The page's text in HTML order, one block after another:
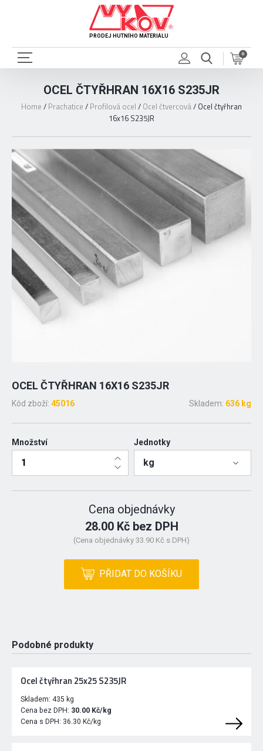
PRODEJ HUTNÍHO MATERIÁLU
0
OCEL ČTYŘHRAN 16X16 S235JR
Home / Prachatice / Profilová ocel / Ocel čtvercová/ Ocel čtyřhran
16x16 S235JR
OCEL ČTYŘHRAN 16X16 S235JR
Kód zboží: 45016 Skladem: 636 kg
Množství Jednotky
kg
Cena objednávky
28.00 Kč bez DPH
(Cena objednávky 33.90 Kč s DPH)
PŘIDAT DO KOŠÍKU
Podobné produkty
Ocel čtyřhran 25x25 S235JR
Skladem: 435 kg
Cena bez DPH: 30.00 Kč/kg
Cena s DPH: 36.30 Kč/kg